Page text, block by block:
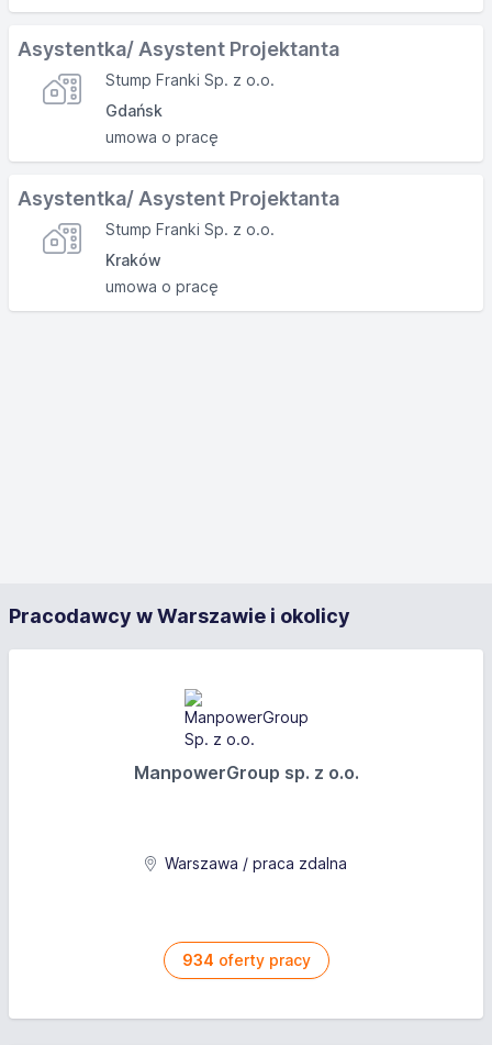
Asystentka/ Asystent Projektanta
Stump Franki Sp. z o.o.
Gdańsk
umowa o pracę
Asystentka/ Asystent Projektanta
Stump Franki Sp. z o.o.
Kraków
umowa o pracę
Pracodawcy w Warszawie i okolicy
ManpowerGroup sp. z o.o.
Warszawa / praca zdalna
934 oferty pracy